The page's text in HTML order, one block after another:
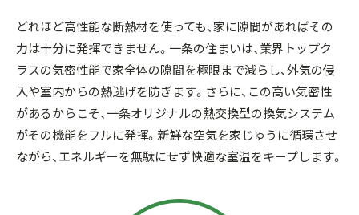
どれほど高性能な断熱材を使っても、家に隙間があればその
力は十分に発揮できません。一条の住まいは、業界トップク
ラスの気密性能で家全体の隙間を極限まで減らし、外気の侵
入や室内からの熱逃げを防ぎます。さらに、この高い気密性
があるからこそ、一条オリジナルの熱交換型の換気システム
がその機能をフルに発揮。新鮮な空気を家じゅうに循環させ
ながら、エネルギーを無駄にせず快適な室温をキープします。